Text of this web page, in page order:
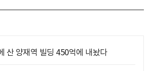
산 양재역 빌딩 450억에 내놨다